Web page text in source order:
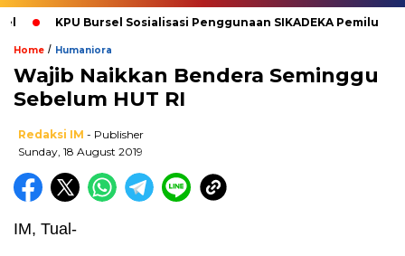
KPU Bursel Sosialisasi Penggunaan SIKADEKA Pemilu
Home / Humaniora
Wajib Naikkan Bendera Seminggu
Sebelum HUT RI
Redaksi IM - Publisher
Sunday, 18 August 2019
IM, Tual-